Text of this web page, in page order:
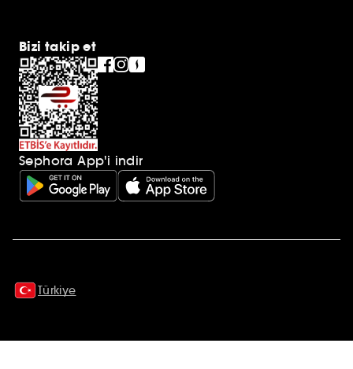
Bizi takip et
Sephora App'i indir
Türkiye